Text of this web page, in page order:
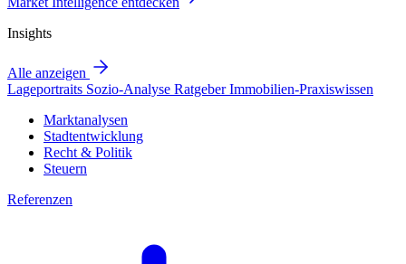
Insights
Alle anzeigen
Lageportraits Sozio-Analyse RatgeberImmobilien-Praxiswissen
Marktanalysen
Stadtentwicklung
Recht & Politik
Steuern
Referenzen